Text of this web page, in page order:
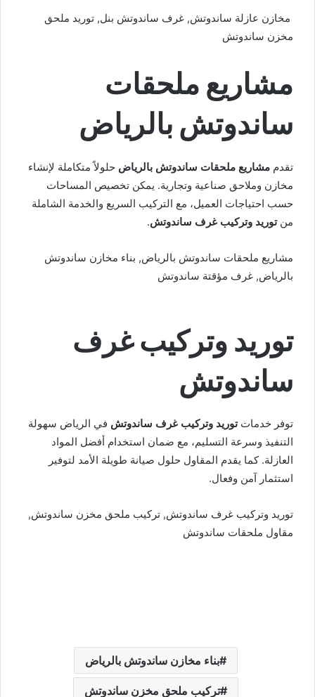
مخازن عازلة ساندوتش, غرف ساندوتش بنل, توريد ملحق
مخزن ساندوتش
مشاريع ملحقات
ساندوتش بالرياض
تقدم مشاريع ملحقات ساندوتش بالرياض حلولاً متكاملة لإنشاء
مخازن وملاحق صناعية وتجارية. يمكن تخصيص المساحات
حسب احتياجات العميل، مع التركيب السريع والخدمة الشاملة
منتوريد وتركيب غرف ساندوتش.
مشاريع ملحقات ساندوتش بالرياض, بناء مخازن ساندوتش
بالرياض, غرف مؤقتة ساندوتش
توريد وتركيب غرف
ساندوتش
توفر خدماتتوريد وتركيب غرف ساندوتش في الرياض سهولة
التنفيذ وسرعة التسليم، مع ضمان استخدام أفضل المواد
العازلة. كما يقدم المقاول حلول صيانة طويلة الأمد لتوفير
استثمار آمن وفعال.
توريد وتركيب غرف ساندوتش, تركيب ملحق مخزن ساندوتش,
مقاول ملحقات ساندوتش
بناء مخازن ساندوتش بالرياض
تركيب ملحق مخزن ساندوتش